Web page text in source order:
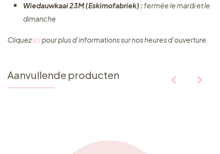
Wiedauwkaai 23M (Eskimofabriek) :fermée le mardi et le
dimanche
Cliquez ​icipour plus d’informations sur nos heures d’ouverture.
Aanvullende producten